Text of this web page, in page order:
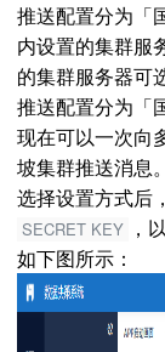
推送配置分为「
内设置的集群服
的集群服务器可
推送配置分为「
现在可以一次向
坡集群推送消息。
选择设置方式后
SECRET KEY ，
如下图所示：